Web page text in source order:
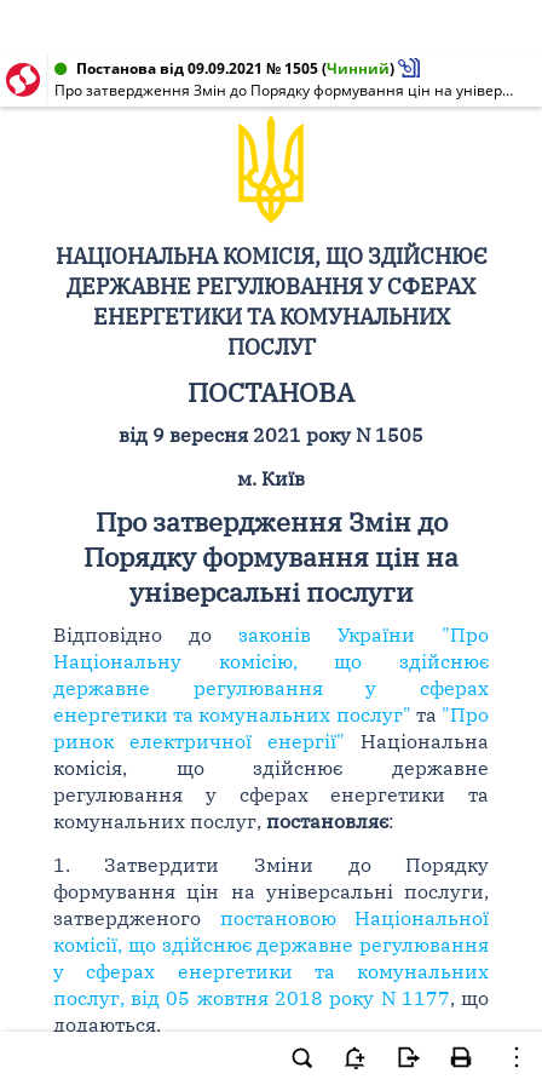
Постанова від 09.09.2021 № 1505(Чинний)
Про затвердження Змін до Порядку формування цін на універсальні послуги
НАЦІОНАЛЬНА КОМІСІЯ, ЩО ЗДІЙСНЮЄ
ДЕРЖАВНЕ РЕГУЛЮВАННЯ У СФЕРАХ
ЕНЕРГЕТИКИ ТА КОМУНАЛЬНИХ
ПОСЛУГ
ПОСТАНОВА
від 9 вересня 2021 року N 1505
м. Київ
Про затвердження Змін до
Порядку формування цін на
універсальні послуги
Відповідно до законів України "Про
Національну комісію, що здійснює
державне регулювання у сферах
енергетики та комунальних послуг" та "Про
ринок електричної енергії" Національна
комісія, що здійснює державне
регулювання у сферах енергетики та
комунальних послуг, постановляє:
1. Затвердити Зміни до Порядку
формування цін на універсальні послуги,
затвердженого постановою Національної
комісії, що здійснює державне регулювання
у сферах енергетики та комунальних
послуг, від 05 жовтня 2018 року N 1177, що
додаються.
2. Ця постанова набирає чинності з 01